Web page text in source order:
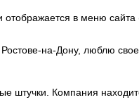
в меню
на-Дону, люблю
штучки. Компания